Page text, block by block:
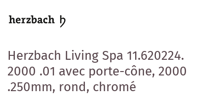
Herzbach Living Spa 11.620224.
2000 .01 avec porte-cône, 2000
.250mm, rond, chromé
beginning
images
gallery